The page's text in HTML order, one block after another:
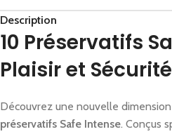
Description
10 Préservatifs
Plaisir et
Découvrez une nouvelle
préservatifs Safe Intense. Conçus